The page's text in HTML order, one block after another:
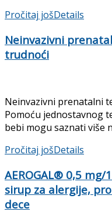
Pročitaj jošDetails
Neinvazivni
trudnoći
Neinvazivni prenatalni
Pomoću jednostavnog
bebi mogu saznati više
Pročitaj jošDetails
AEROGAL® 0,5
sirup za alergije,
dece